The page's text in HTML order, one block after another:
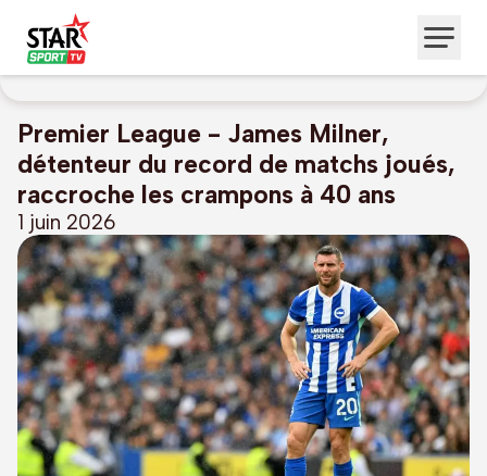
Premier League - James Milner,
détenteur du record de matchs joués,
raccroche les crampons à 40 ans
1 juin 2026